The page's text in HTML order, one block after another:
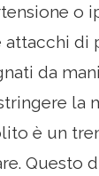
o
di
da
la
è un
Questo